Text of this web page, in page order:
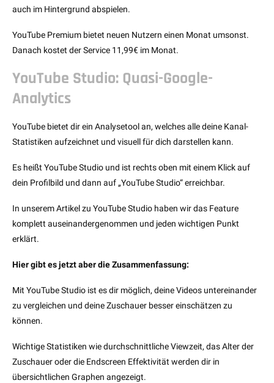
auch im Hintergrund abspielen.
YouTube Premium bietet neuen Nutzern einen Monat umsonst.
Danach kostet der Service 11,99€ im Monat.
YouTube Studio: Quasi-Google-
Analytics
YouTube bietet dir ein Analysetool an, welches alle deine Kanal-
Statistiken aufzeichnet und visuell für dich darstellen kann.
Es heißt YouTube Studio und ist rechts oben mit einem Klick auf
dein Profilbild und dann auf „YouTube Studio“ erreichbar.
In unserem Artikel zu YouTube Studio haben wir das Feature
komplett auseinandergenommen und jeden wichtigen Punkt
erklärt.
Hier gibt es jetzt aber die Zusammenfassung:
Mit YouTube Studio ist es dir möglich, deine Videos untereinander
zu vergleichen und deine Zuschauer besser einschätzen zu
können.
Wichtige Statistiken wie durchschnittliche Viewzeit, das Alter der
Zuschauer oder die Endscreen Effektivität werden dir in
übersichtlichen Graphen angezeigt.